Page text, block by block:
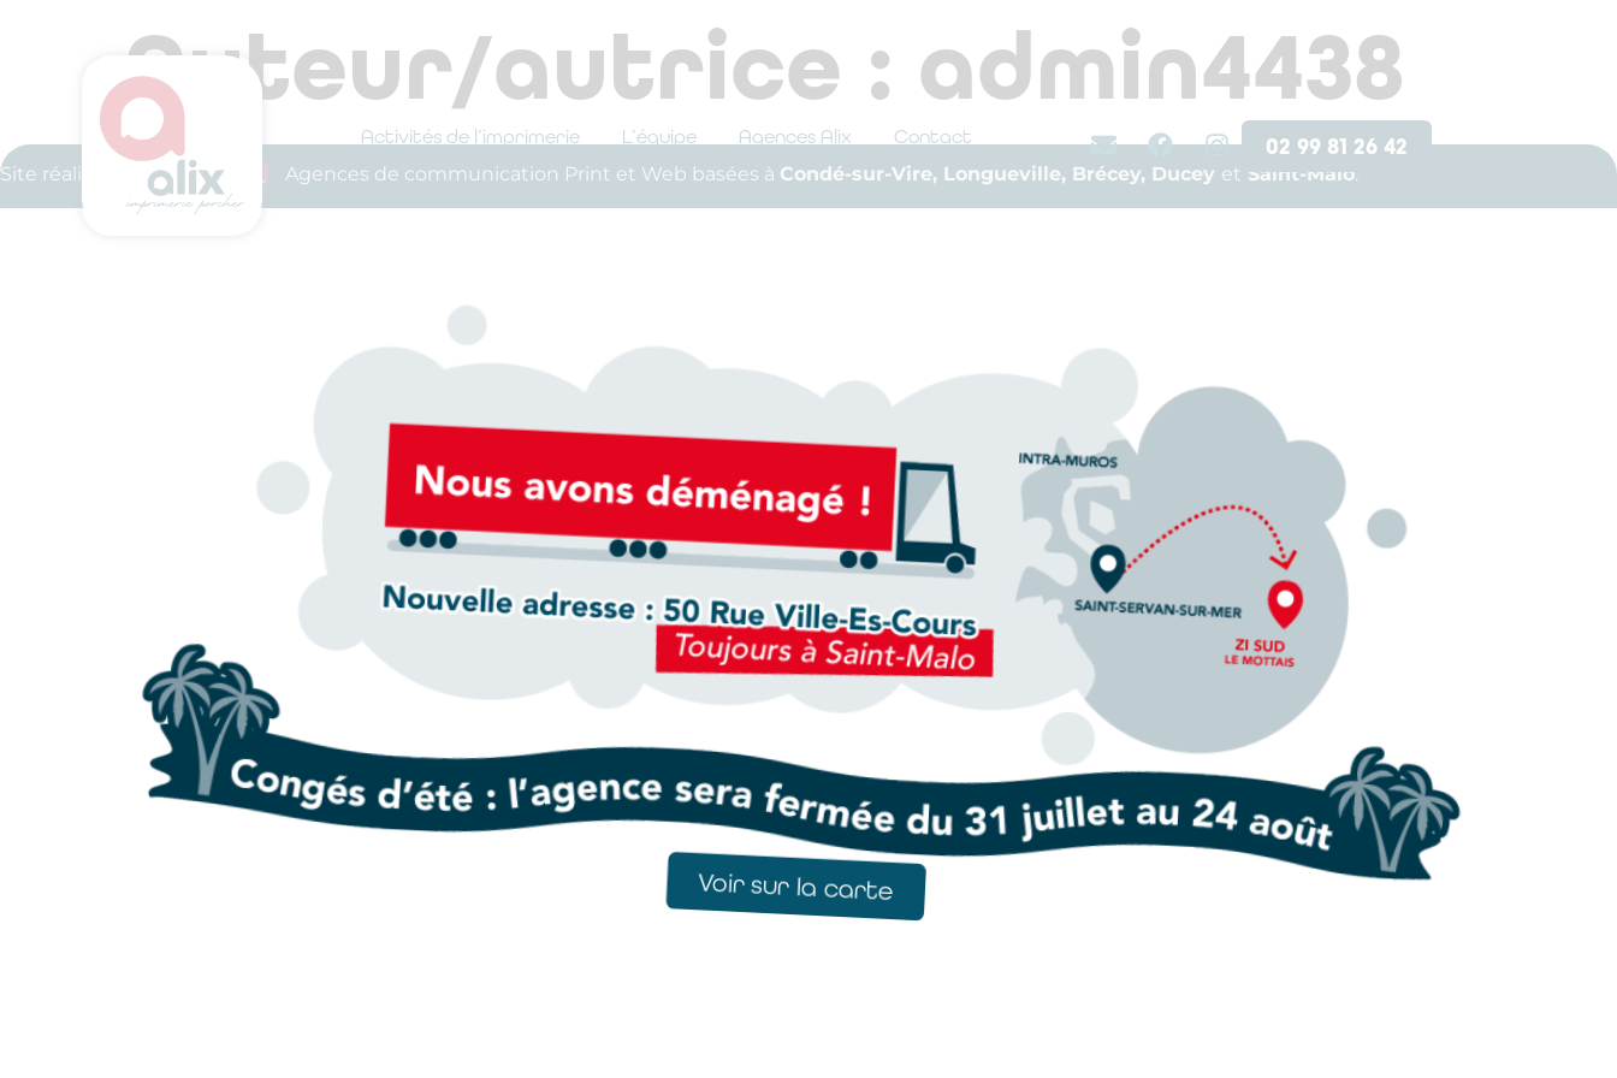
Activités de l’imprimerie L’équipe Agences Alix Contact 02 99 81 26 42
Auteur/autrice : admin4438
Site réalisé par l’Agence Alix Agences de communication Print et Web basées à Condé-sur-Vire, Longueville, Brécey, Ducey et Saint-Malo.
Voir sur la carte